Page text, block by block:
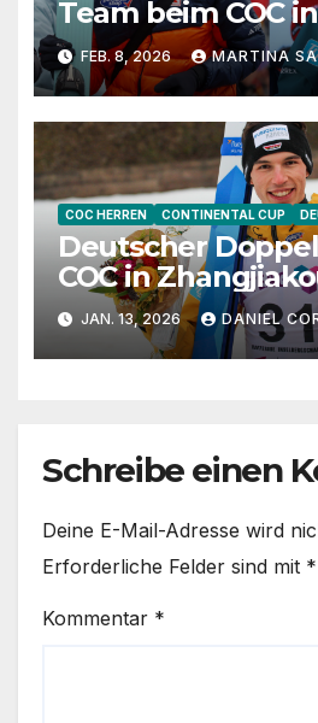
Team beim COC
FEB. 8, 2026 MARTINA
COC HERREN CONTINENTAL CUP
Deutscher
COC in
JAN. 13, 2026 DANIEL
Schreibe einen
Deine E-Mail-Adresse wird
Erforderliche Felder sind mit *
Kommentar *